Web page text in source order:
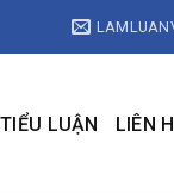
TIỂU LUẬN LIÊN